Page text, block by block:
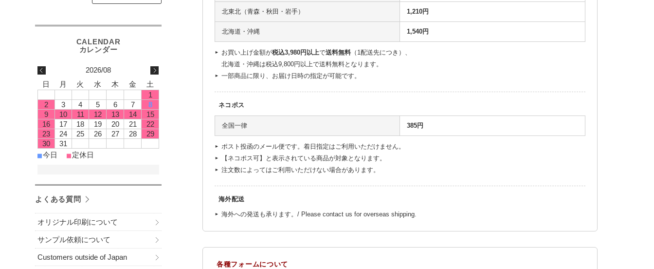
北東北（青森・秋田・岩手） 1,210円
北海道・沖縄 1,540円
お買い上げ金額が税込3,980円以上で送料無料（1配送先につき）、
北海道・沖縄は税込9,800円以上で送料無料となります。
一部商品に限り、お届け日時の指定が可能です。
ネコポス
全国一律 385円
ポスト投函のメール便です。着日指定はご利用いただけません。
【ネコポス可】と表示されている商品が対象となります。
注文数によってはご利用いただけない場合があります。
海外配送
海外への発送も承ります。/ Please contact us for overseas shipping.
各種フォームについて
2026/08
日
月 火 水 木 金
土
1
2
3 4 5 6 7
8
9
10 11 12 13 14
15
16
17 18 19 20 21
22
23
24 25 26 27 28
29
30
31
■今日 ■定休日
よくある質問
オリジナル印刷について
サンプル依頼について
Customers outside of Japan